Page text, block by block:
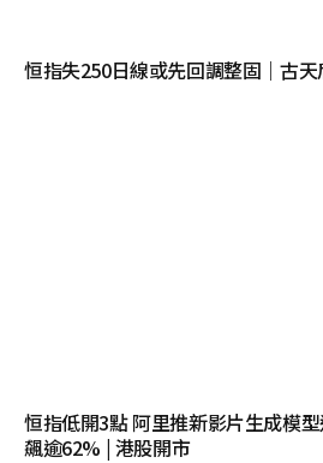
恒指失250日線或先回調整固｜古天
恒指低開3點 阿里推新影片生成模
飆逾62% | 港股開市